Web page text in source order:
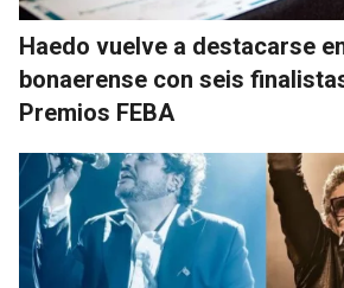
Haedo vuelve a destacarse
bonaerense con seis
Premios FEBA